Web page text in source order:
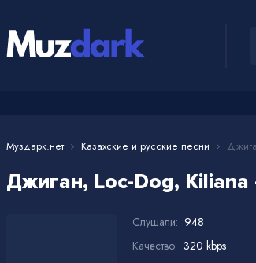
Муздарк.нет Казахские и русские песни
Джиган, Loc-Dog, Kiliana
Слушали: 948
Качество: 320 kbps